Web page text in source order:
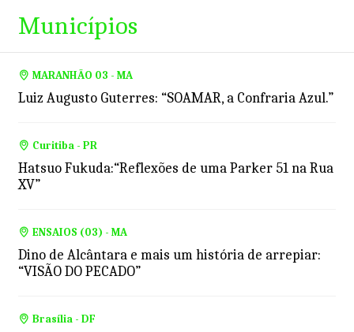
Municípios
MARANHÃO 03 - MA
Luiz Augusto Guterres: “SOAMAR, a Confraria Azul.”
Curitiba - PR
Hatsuo Fukuda:“Reflexões de uma Parker 51 na Rua
XV”
ENSAIOS (03) - MA
Dino de Alcântara e mais um história de arrepiar:
“VISÃO DO PECADO”
Brasília - DF